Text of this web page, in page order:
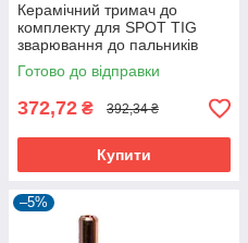
Керамічний тримач до
комплекту для SPOT TIG
зварювання до пальників
WP-18
Готово до відправки
372,72 ₴ 392,34 ₴
Купити
–5%